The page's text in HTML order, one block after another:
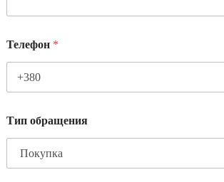
Телефон *
Тип обращения